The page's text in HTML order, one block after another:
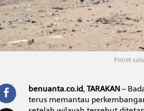
a
k
a
n
,
D
i
s
t
Potret
benuanta.co.id, TARAKAN–
terus memantau